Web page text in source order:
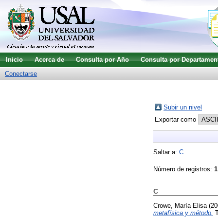
Inicio Acerca de Consulta por Año Consulta por
Conectarse
Subir un nivel
Exportar como
Saltar a: C
Número de registros: 1
C
Crowe, María Elisa
metafísica y método.